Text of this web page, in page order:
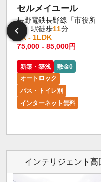
セルメイユール
長野電鉄長野線「市役所
前」駅徒歩11分
1K - 1LDK
75,000 - 85,000円
新築・築浅
敷金0
オートロック
バス・トイレ別
インターネット無料
インテリジェント